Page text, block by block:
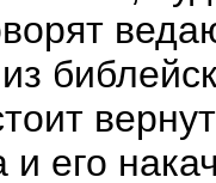
его